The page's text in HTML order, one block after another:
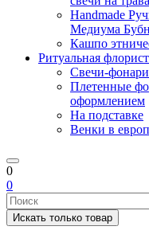
Handmade
Медиума
Кашпо
Ритуальная
Свечи-
Плетенные
оформлением
На подставке
Венки в
0
0
Искать только товар